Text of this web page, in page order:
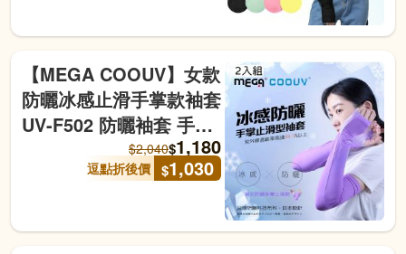
【MEGA COOUV】女款
防曬冰感止滑手掌款袖套
UV-F502 防曬袖套 手掌
袖套 涼感袖套 外送袖套
$2,040$1,180
逗點折後價 $1,030